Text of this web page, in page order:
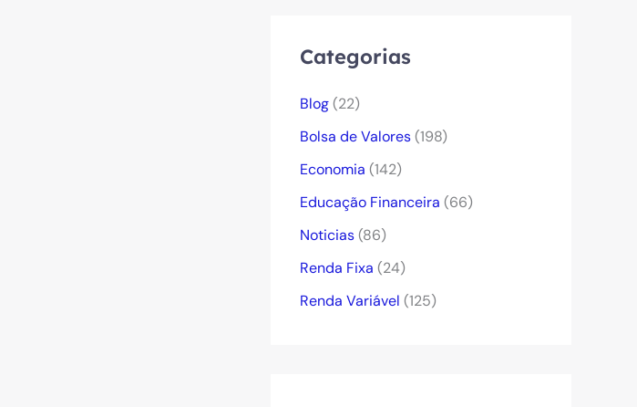
Categorias
Blog(22)
Bolsa de Valores(198)
Economia (142)
Educação Financeira (66)
Noticias(86)
Renda Fixa (24)
Renda Variável (125)